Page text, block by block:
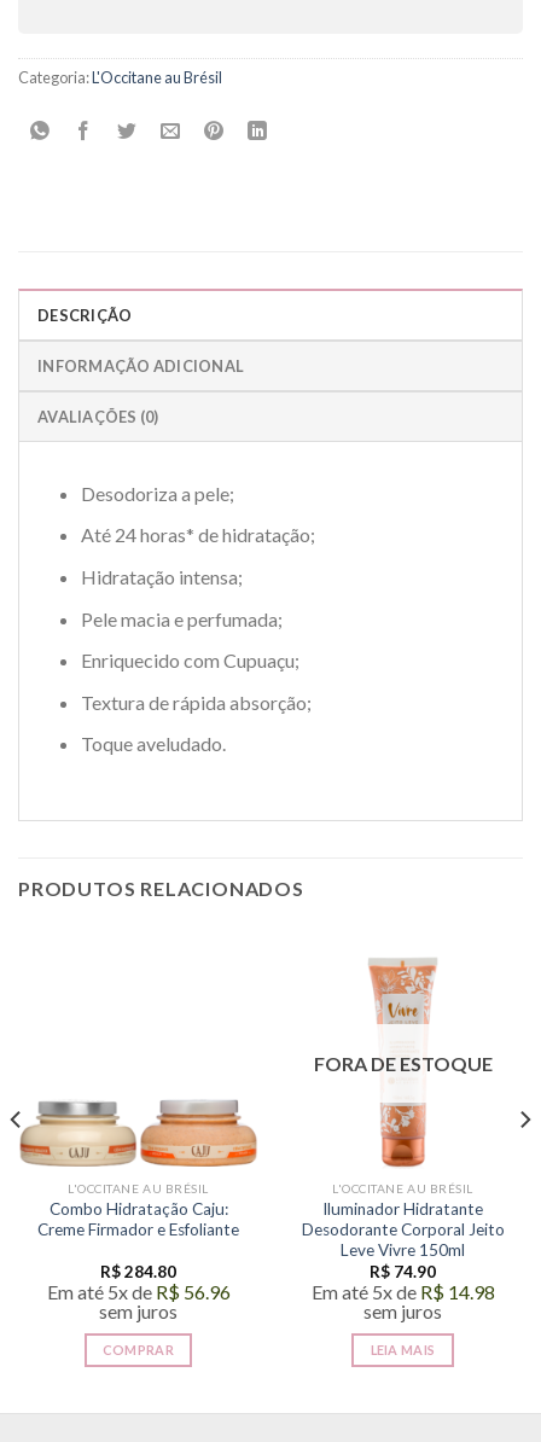
Categoria:L'Occitane au Brésil
DESCRIÇÃO
INFORMAÇÃO ADICIONAL
AVALIAÇÕES (0)
Desodoriza a pele;
Até 24 horas* de hidratação;
Hidratação intensa;
Pele macia e perfumada;
Enriquecido com Cupuaçu;
Textura de rápida absorção;
Toque aveludado.
PRODUTOS RELACIONADOS
L'OCCITANE AU BRÉSIL
Combo Hidratação Caju:
Creme Firmador e Esfoliante
R$284.80
Em até 5x de R$56.96
sem juros
COMPRAR
FORA DE ESTOQUE
L'OCCITANE AU BRÉSIL
Iluminador Hidratante
Desodorante Corporal Jeito
Leve Vivre 150ml
R$ 74.90
Em até 5x de R$14.98
sem juros
LEIA MAIS